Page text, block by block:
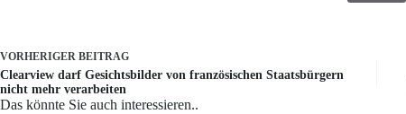
VORHERIGER BEITRAG
Clearview darf Gesichtsbilder von französischen Staatsbürgern
nicht mehr verarbeiten
Das könnte Sie auch interessieren..